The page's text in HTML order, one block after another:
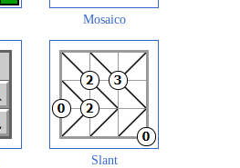
Mosaico
Slant